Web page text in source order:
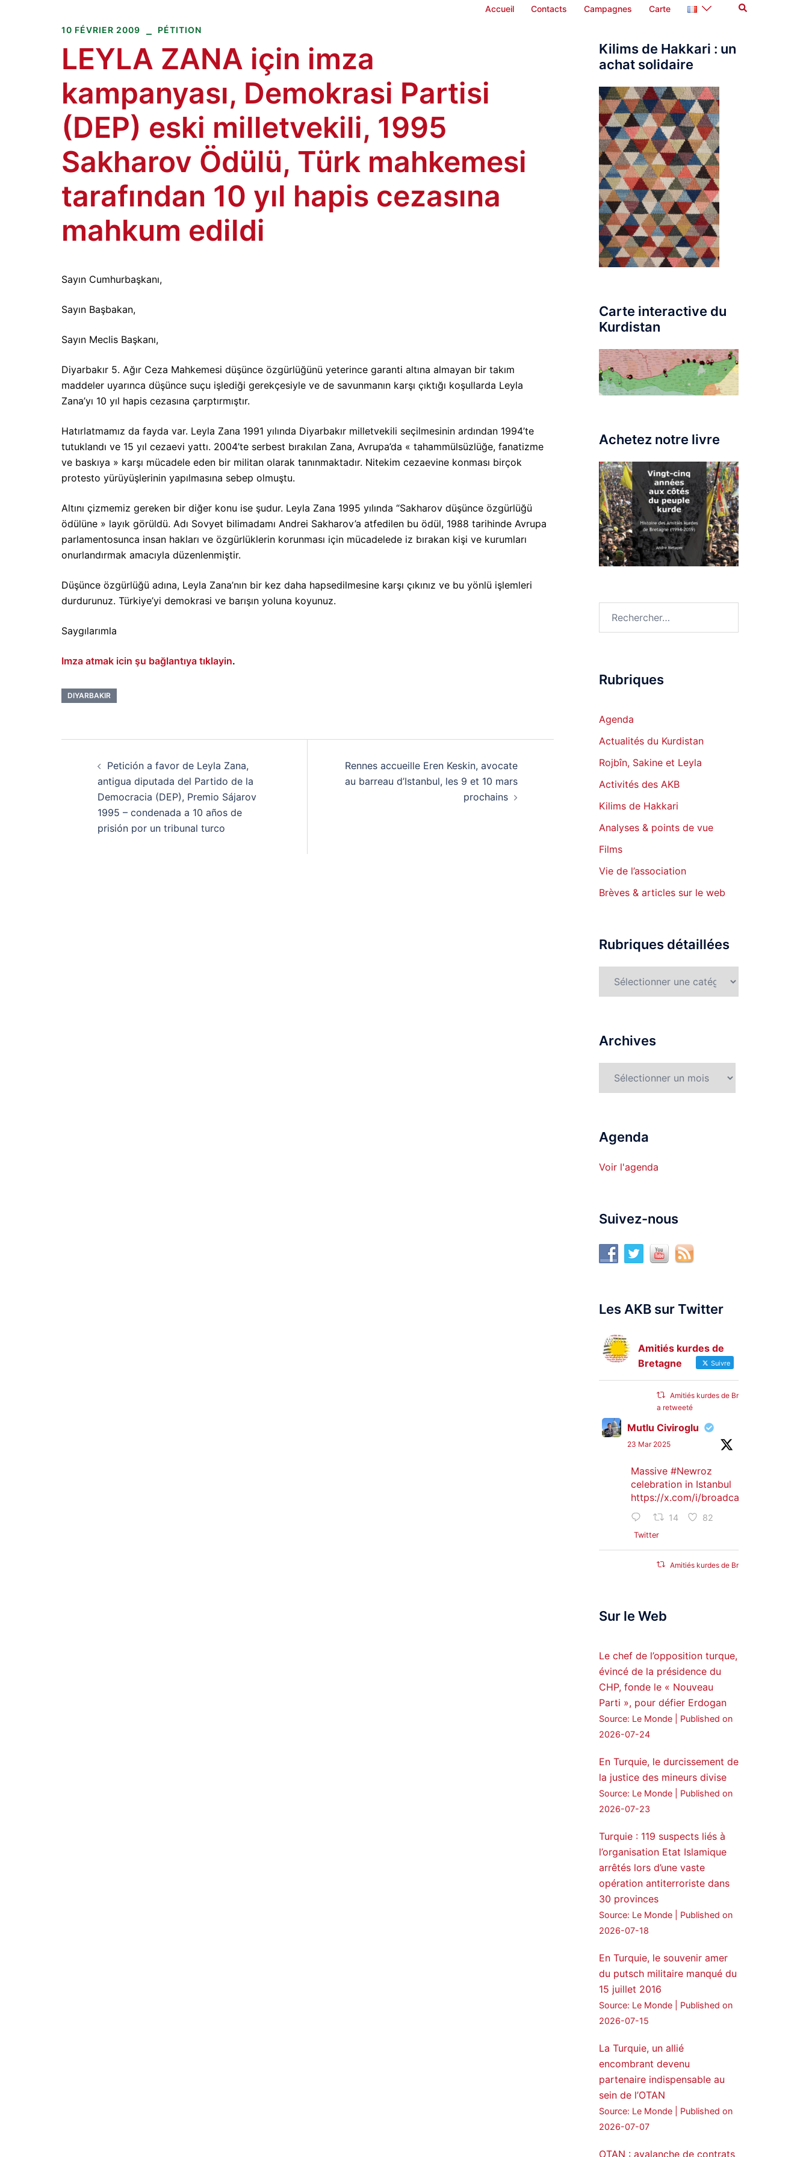
Accueil Contacts Campagnes Carte Rechercher
10 FÉVRIER 2009 PÉTITION
LEYLA ZANA için imza
kampanyası, Demokrasi Partisi
(DEP) eski milletvekili, 1995
Sakharov Ödülü, Türk mahkemesi
tarafından 10 yıl hapis cezasına
mahkum edildi
Sayın Cumhurbaşkanı,
Sayın Başbakan,
Sayın Meclis Başkanı,
Diyarbakır 5. Ağır Ceza Mahkemesi düşünce özgürlüğünü yeterince garanti altına almayan bir takım
maddeler uyarınca düşünce suçu işlediği gerekçesiyle ve de savunmanın karşı çıktığı koşullarda Leyla
Zana’yı 10 yıl hapis cezasına çarptırmıştır.
Hatırlatmamız da fayda var. Leyla Zana 1991 yılında Diyarbakır milletvekili seçilmesinin ardından 1994’te
tutuklandı ve 15 yıl cezaevi yattı. 2004’te serbest bırakılan Zana, Avrupa’da « tahammülsüzlüğe, fanatizme
ve baskıya » karşı mücadele eden bir militan olarak tanınmaktadır. Nitekim cezaevine konması birçok
protesto yürüyüşlerinin yapılmasına sebep olmuştu.
Altını çizmemiz gereken bir diğer konu ise şudur. Leyla Zana 1995 yılında “Sakharov düşünce özgürlüğü
ödülüne » layık görüldü. Adı Sovyet bilimadamı Andrei Sakharov’a atfedilen bu ödül, 1988 tarihinde Avrupa
parlamentosunca insan hakları ve özgürlüklerin korunması için mücadelede iz bırakan kişi ve kurumları
onurlandırmak amacıyla düzenlenmiştir.
Düşünce özgürlüğü adına, Leyla Zana’nın bir kez daha hapsedilmesine karşı çıkınız ve bu yönlü işlemleri
durdurunuz. Türkiye’yi demokrasi ve barışın yoluna koyunuz.
Saygılarımla
Imza atmak icin şu bağlantıya tıklayin.
DIYARBAKIR
Navigation
d’article
Petición a favor de Leyla Zana,
antigua diputada del Partido de la
Democracia (DEP), Premio Sájarov
1995 – condenada a 10 años de
prisión por un tribunal turco
Rennes accueille Eren Keskin, avocate
au barreau d’Istanbul, les 9 et 10 mars
prochains
Kilims de Hakkari : un
achat solidaire
Carte interactive du
Kurdistan
Achetez notre livre
Rubriques
Agenda
Actualités du Kurdistan
Rojbîn, Sakine et Leyla
Activités des AKB
Kilims de Hakkari
Analyses & points de vue
Films
Vie de l’association
Brèves & articles sur le web
Rubriques détaillées
Archives
Agenda
Voir l'agenda
Suivez-nous
Les AKB sur Twitter
Amitiés kurdes de
Bretagne
Suivre
Amitiés kurdes de Bretagne
a retweeté
Mutlu Civiroglu
23 Mar 2025
Massive #Newroz
celebration in Istanbul
https://x.com/i/broadcasts/
14 82
Twitter
Amitiés kurdes de Bretagne
25 Jan 2025
Forces, SDF appoints
hauro Abgar Daoud
from the ranks of
Syriac Military Council,
MFS as official
spokesperson. We
wish you success
ܟܫܝܪܘܬܐ ܒܘܠܝܬܐ ܚܘܪܐ
Amitiés kurdes de Bretagne
a retweeté
MedyaNews
24 Jan 2025
🔴DEM Party Imrali
on Abdullah Öcalan meeting
#PeaceProcess
🔗https://medyanews.rs/h4lwBwQ
Twitter
Voir plus...
Sur le Web
Le chef de l’opposition turque,
évincé de la présidence du
CHP, fonde le « Nouveau
Parti », pour défier Erdogan
Source: Le Monde
Published on
2026-07-24
En Turquie, le durcissement de
la justice des mineurs divise
Source: Le Monde
Published on
2026-07-23
Turquie : 119 suspects liés à
l’organisation Etat Islamique
arrêtés lors d’une vaste
opération antiterroriste dans
30 provinces
Source: Le Monde
Published on
2026-07-18
En Turquie, le souvenir amer
du putsch militaire manqué du
15 juillet 2016
Source: Le Monde
Published on
2026-07-15
La Turquie, un allié
encombrant devenu
partenaire indispensable au
sein de l’OTAN
Source: Le Monde
Published on
2026-07-07
OTAN : avalanche de contrats